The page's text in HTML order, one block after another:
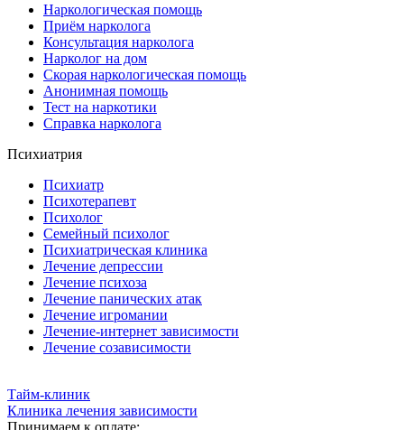
Наркологическая помощь
Приём нарколога
Консультация нарколога
Нарколог на дом
Скорая наркологическая помощь
Анонимная помощь
Тест на наркотики
Справка нарколога
Психиатрия
Психиатр
Психотерапевт
Психолог
Семейный психолог
Психиатрическая клиника
Лечение депрессии
Лечение психоза
Лечение панических атак
Лечение игромании
Лечение-интернет зависимости
Лечение созависимости
Тайм-клиник
Клиника лечения зависимости
Принимаем к оплате: